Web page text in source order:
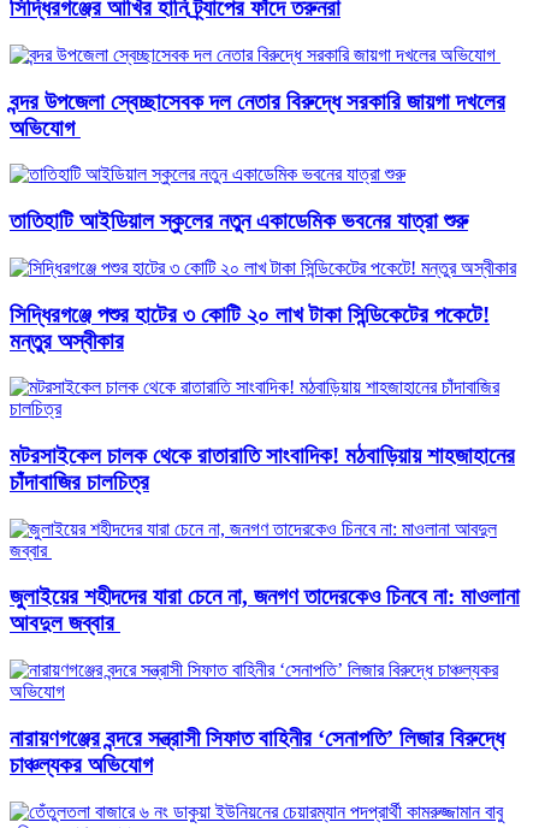
সিদ্ধিরগঞ্জের আখির হানি ট্র্যাপের ফাঁদে তরুনরা
বন্দর উপজেলা স্বেচ্ছাসেবক দল নেতার বিরুদ্ধে সরকারি জায়গা দখলের
অভিযোগ ‎
তাতিহাটি আইডিয়াল স্কুলের নতুন একাডেমিক ভবনের যাত্রা শুরু
সিদ্ধিরগঞ্জে পশুর হাটের ৩ কোটি ২০ লাখ টাকা সিন্ডিকেটের পকেটে!
মন্তুর অস্বীকার
মটরসাইকেল চালক থেকে রাতারাতি সাংবাদিক! মঠবাড়িয়ায় শাহজাহানের
চাঁদাবাজির চালচিত্র
জুলাইয়ের শহীদদের যারা চেনে না, জনগণ তাদেরকেও চিনবে না: মাওলানা
আবদুল জব্বার ​
নারায়ণগঞ্জের বন্দরে সন্ত্রাসী সিফাত বাহিনীর ‘সেনাপতি’ লিজার বিরুদ্ধে
চাঞ্চল্যকর অভিযোগ